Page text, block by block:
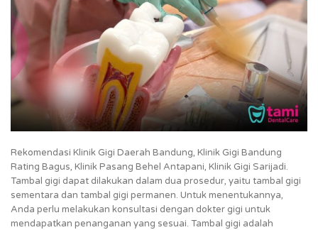
Rekomendasi Klinik Gigi Daerah Bandung, Klinik Gigi Bandung
Rating Bagus, Klinik Pasang Behel Antapani, Klinik Gigi Sarijadi.
Tambal gigi dapat dilakukan dalam dua prosedur, yaitu tambal gigi
sementara dan tambal gigi permanen. Untuk menentukannya,
Anda perlu melakukan konsultasi dengan dokter gigi untuk
mendapatkan penanganan yang sesuai. Tambal gigi adalah